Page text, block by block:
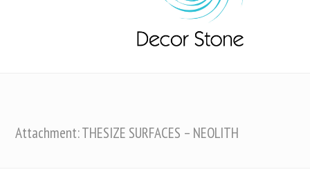
Attachment: THESIZE SURFACES – NEOLITH